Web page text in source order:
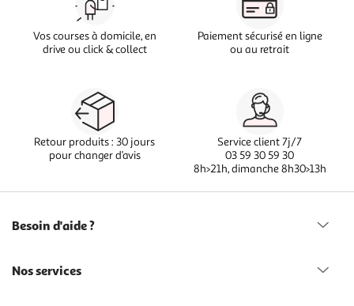
Vos courses à domicile, en
drive ou click & collect
Paiement sécurisé en ligne
ou au retrait
Retour produits : 30 jours
pour changer d’avis
Service client 7j/7
03 59 30 59 30
8h>21h, dimanche 8h30>13h
Besoin d'aide ?
Nos services